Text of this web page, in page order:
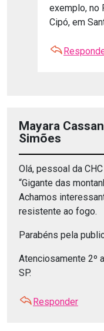
exemplo, no
Cipó, em
Mayara
Simões
Olá, pessoal da
“Gigante das
Achamos
resistente ao fogo.
Parabéns pela
Atenciosamente 2º
SP.
Responder